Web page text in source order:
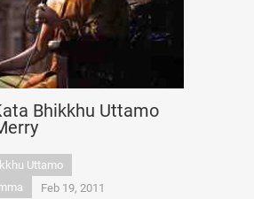
Bhikkhu Uttamo
Uttamo
Feb 19, 2011